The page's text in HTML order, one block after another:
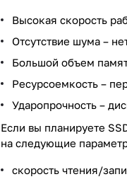
Высокая скорость
Отсутствие шума –
Большой объем
Ресурсоемкость –
Ударопрочность –
Если вы планируете
на следующие
скорость чтения/